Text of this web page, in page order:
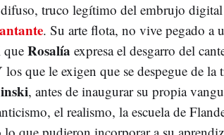
truco legítimo del embrujo
. Su arte flota, no vive pegado a
queRosalía expresa el desgarro del
que le exigen que se despegue de la
, antes de inaugurar su propia
el realismo, la escuela de